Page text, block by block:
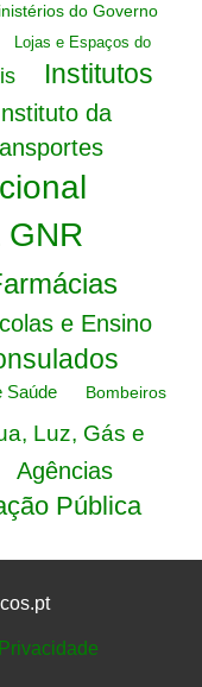
do Governo
Lojas e Espaços do
Institutos
da
GNR
e Ensino
Saúde Bombeiros
Luz, Gás e
Agências
Pública